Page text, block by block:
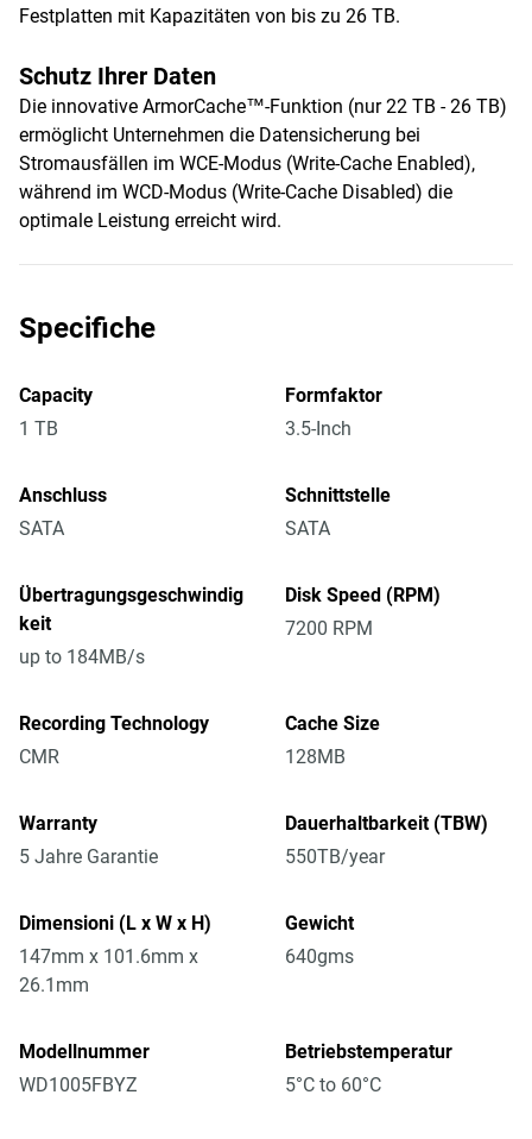
Festplatten mit Kapazitäten von bis zu 26 TB.
Schutz Ihrer Daten
Die innovative ArmorCache™-Funktion (nur 22 TB - 26 TB)
ermöglicht Unternehmen die Datensicherung bei
Stromausfällen im WCE-Modus (Write-Cache Enabled),
während im WCD-Modus (Write-Cache Disabled) die
optimale Leistung erreicht wird.
Specifiche
Capacity
1 TB
Formfaktor
3.5-Inch
Anschluss
SATA
Schnittstelle
SATA
Übertragungsgeschwindig
keit
up to 184MB/s
Disk Speed (RPM)
7200 RPM
Recording Technology
CMR
Cache Size
128MB
Warranty
5 Jahre Garantie
Dauerhaltbarkeit (TBW)
550TB/year
Dimensioni (L x W x H)
147mm x 101.6mm x
26.1mm
Gewicht
640gms
Modellnummer
WD1005FBYZ
Betriebstemperatur
5°C to 60°C